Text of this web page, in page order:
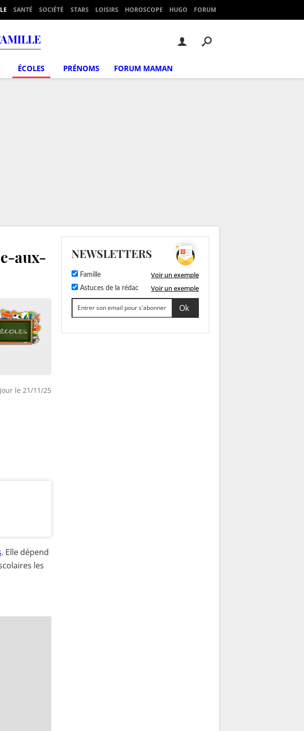
SANTÉ SOCIÉTÉ STARS LOISIRS HOROSCOPE HUGO FORUM
ÉCOLES PRÉNOMS FORUM MAMAN
aux-
le 21/11/25
. Elle dépend
les
NEWSLETTERS
Famille Voir un exemple
Astuces de la rédac Voir un exemple